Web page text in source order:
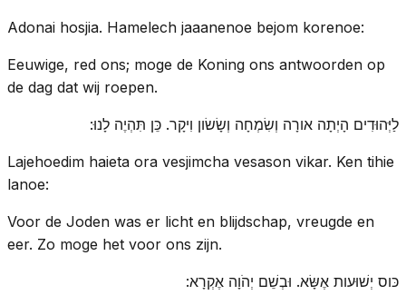
Adonai hosjia. Hamelech jaaanenoe bejom korenoe:
Eeuwige, red ons; moge de Koning ons antwoorden op
de dag dat wij roepen.
לַיְּהוּדִים הָיְתָה אורָה וְשִׂמְחָה וְשָׂשׂון וִיקָר. כֵּן תִּהְיֶה לָנוּ:
Lajehoedim haieta ora vesjimcha vesason vikar. Ken tihie
lanoe:
Voor de Joden was er licht en blijdschap, vreugde en
eer. Zo moge het voor ons zijn.
כּוס יְשׁוּעות אֶשָּׂא. וּבְשֵׁם יְהֹוָה אֶקְרָא: